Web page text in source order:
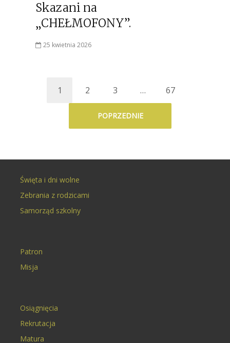
Skazani na
„CHEŁMOFONY”.
25 kwietnia 2026
1 2 3 … 67
POPRZEDNIE
Święta i dni wolne
Zebrania z rodzicami
Samorząd szkolny
Patron
Misja
Osiągnięcia
Rekrutacja
Matura